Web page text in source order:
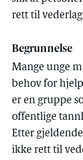
rett til
Begrunnelse
Mange unge
behov for
er en gruppe
offentlige
Etter
ikke rett til